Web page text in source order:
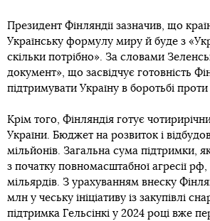
Президент Фінляндії зазначив, що
Українську формулу миру й буде з
скільки потрібно». За словами
документ», що засвідчує готовність
підтримувати Україну в боротьбі проти
Крім того, Фінляндія готує
України. Бюджет на розвиток і
мільйонів. Загальна сума підтримки,
з початку повномасштабної агресії
мільярдів. З урахуванням внеску
млн у чеську ініціативу із закупівлі
підтримка Гельсінкі у 2024 році вже